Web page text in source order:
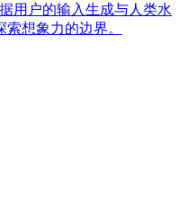
用户的输入生成与人类水
想象力的边界。